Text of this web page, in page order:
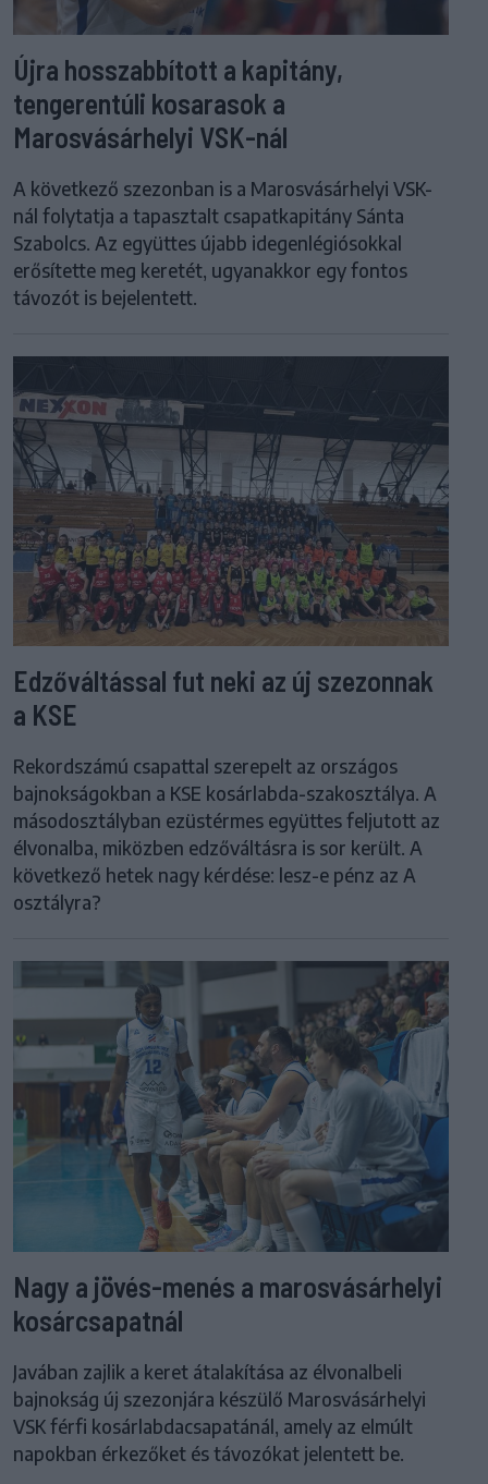
Újra hosszabbított a kapitány,
tengerentúli kosarasok a
Marosvásárhelyi VSK-nál
A következő szezonban is a Marosvásárhelyi VSK-
nál folytatja a tapasztalt csapatkapitány Sánta
Szabolcs. Az együttes újabb idegenlégiósokkal
erősítette meg keretét, ugyanakkor egy fontos
távozót is bejelentett.
Edzőváltással fut neki az új szezonnak
a KSE
Rekordszámú csapattal szerepelt az országos
bajnokságokban a KSE kosárlabda-szakosztálya. A
másodosztályban ezüstérmes együttes feljutott az
élvonalba, miközben edzőváltásra is sor került. A
következő hetek nagy kérdése: lesz-e pénz az A
osztályra?
Nagy a jövés-menés a marosvásárhelyi
kosárcsapatnál
Javában zajlik a keret átalakítása az élvonalbeli
bajnokság új szezonjára készülő Marosvásárhelyi
VSK férfi kosárlabdacsapatánál, amely az elmúlt
napokban érkezőket és távozókat jelentett be.